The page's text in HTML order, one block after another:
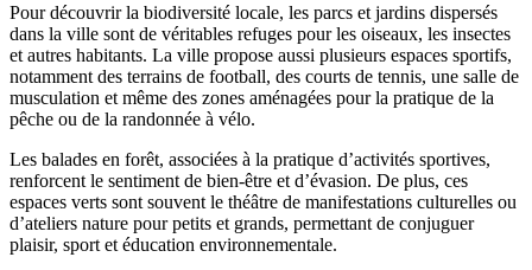
Pour découvrir la biodiversité locale, les parcs et jardins dispersés
dans la ville sont de véritables refuges pour les oiseaux, les insectes
et autres habitants. La ville propose aussi plusieurs espaces sportifs,
notamment des terrains de football, des courts de tennis, une salle de
musculation et même des zones aménagées pour la pratique de la
pêche ou de la randonnée à vélo.
Les balades en forêt, associées à la pratique d’activités sportives,
renforcent le sentiment de bien-être et d’évasion. De plus, ces
espaces verts sont souvent le théâtre de manifestations culturelles ou
d’ateliers nature pour petits et grands, permettant de conjuguer
plaisir, sport et éducation environnementale.